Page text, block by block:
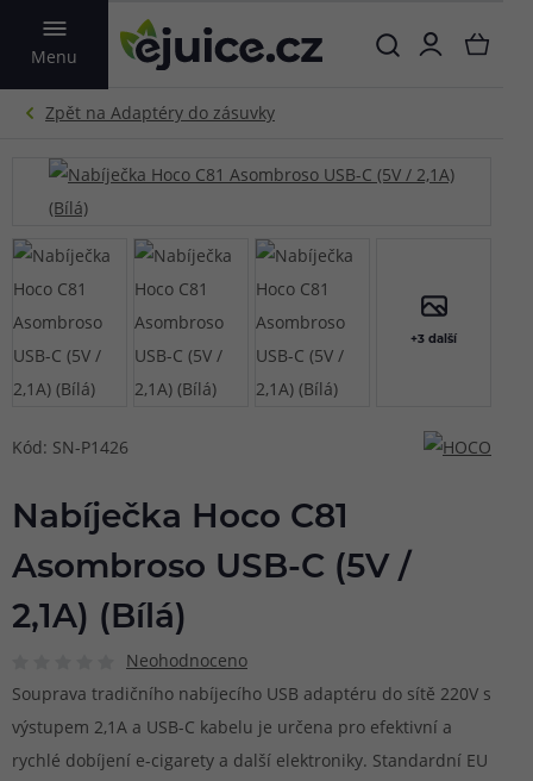
Menu
VYHLEDAT
+3 další
Kód: SN-P1426
Nabíječka Hoco C81
Asombroso USB-C (5V /
2,1A) (Bílá)
Neohodnoceno
Souprava tradičního nabíjecího USB adaptéru do sítě 220V s
výstupem 2,1A a USB-C kabelu je určena pro efektivní a
rychlé dobíjení e-cigarety a další elektroniky. Standardní EU